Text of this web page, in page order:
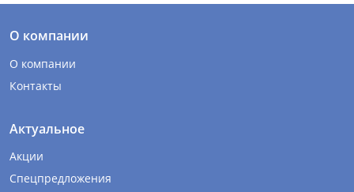
О компании
О компании
Контакты
Актуальное
Акции
Спецпредложения